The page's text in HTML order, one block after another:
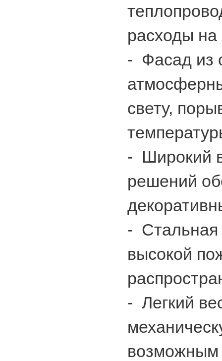
расходы на
- Фасад из
свету,
- Широкий
решений
- Стальная
высокой
- Легкий
возможным